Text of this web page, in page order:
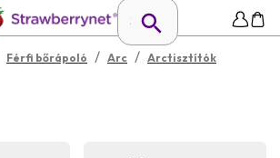
Férfi bőrápoló / Arc / Arctisztítók